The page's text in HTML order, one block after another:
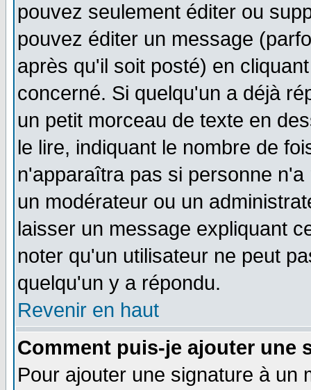
pouvez seulement éditer ou
pouvez éditer un message
après qu'il soit posté) en
concerné. Si quelqu'un a déjà
un petit morceau de texte en
le lire, indiquant le nombre de
n'apparaîtra pas si personne
un modérateur ou un
laisser un message expliquant
noter qu'un utilisateur ne peut
quelqu'un y a répondu.
Revenir en haut
Comment puis-je ajouter une
Pour ajouter une signature à un